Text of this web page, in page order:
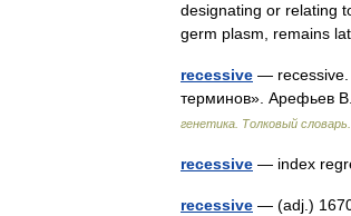
designating or relating
germ plasm, remains
recessive — recessive.
терминов». Арефьев
генетика. Толковый словарь.
recessive — index
recessive — (adj.)